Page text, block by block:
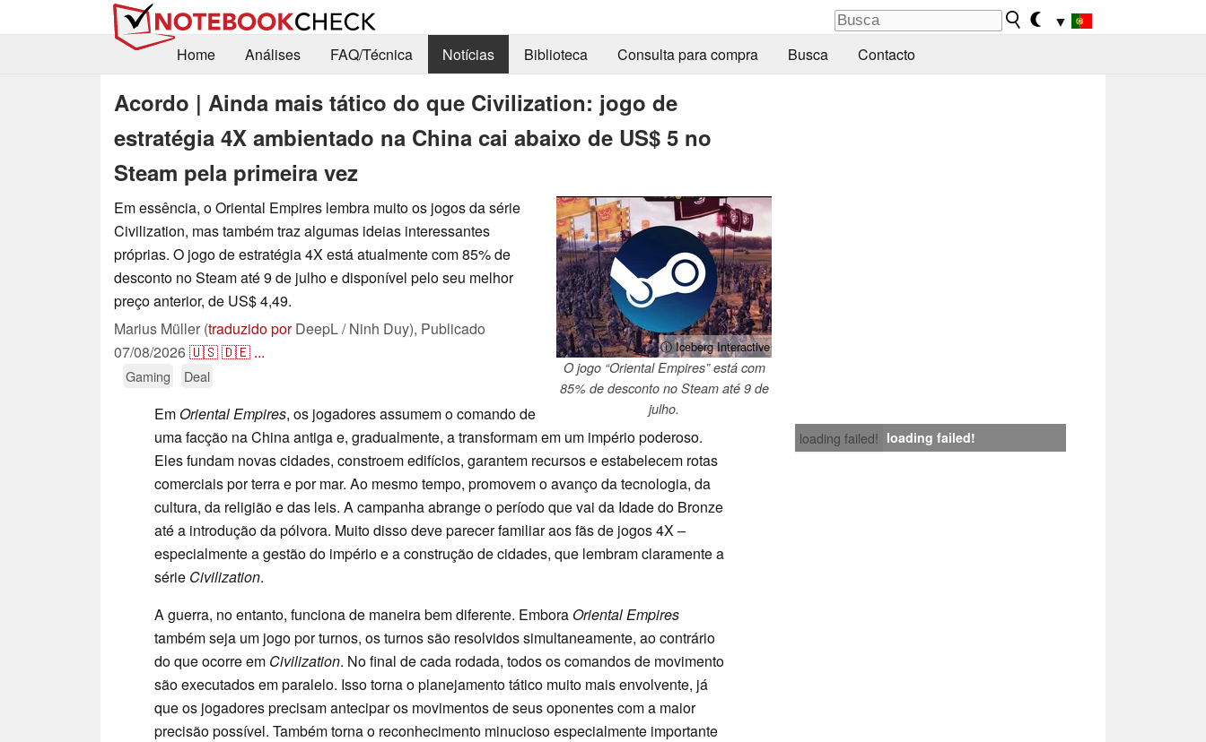
▼
Home
Análises FAQ/Técnica Notícias Biblioteca Consulta para compra Busca Contacto
Acordo | Ainda mais tático do que Civilization: jogo de
estratégia 4X ambientado na China cai abaixo de US$ 5 no
Steam pela primeira vez
ⓘ Iceberg Interactive
O jogo “Oriental Empires” está com
85% de desconto no Steam até 9 de
julho.
Em essência, o Oriental Empires lembra muito os jogos da série
Civilization, mas também traz algumas ideias interessantes
próprias. O jogo de estratégia 4X está atualmente com 85% de
desconto no Steam até 9 de julho e disponível pelo seu melhor
preço anterior, de US$ 4,49.
Marius Müller (traduzido porDeepL / Ninh Duy), Publicado
07/08/2026🇺🇸🇩🇪 ...
Gaming Deal
loading failed! loading failed!
Em Oriental Empires, os jogadores assumem o comando de
uma facção na China antiga e, gradualmente, a transformam em um império poderoso.
Eles fundam novas cidades, constroem edifícios, garantem recursos e estabelecem rotas
comerciais por terra e por mar. Ao mesmo tempo, promovem o avanço da tecnologia, da
cultura, da religião e das leis. A campanha abrange o período que vai da Idade do Bronze
até a introdução da pólvora. Muito disso deve parecer familiar aos fãs de jogos 4X –
especialmente a gestão do império e a construção de cidades, que lembram claramente a
série Civilization.
A guerra, no entanto, funciona de maneira bem diferente. Embora Oriental Empires
também seja um jogo por turnos, os turnos são resolvidos simultaneamente, ao contrário
do que ocorre em Civilization. No final de cada rodada, todos os comandos de movimento
são executados em paralelo. Isso torna o planejamento tático muito mais envolvente, já
que os jogadores precisam antecipar os movimentos de seus oponentes com a maior
precisão possível. Também torna o reconhecimento minucioso especialmente importante